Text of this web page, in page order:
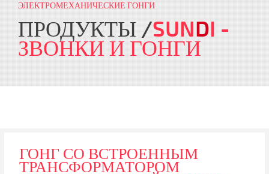
ЭЛЕКТРОМЕХАНИЧЕСКИЕ ГОНГИ
ПРОДУКТЫ SUNDI -
ЗВОНКИ И ГОНГИ
ГОНГ СО ВСТРОЕННЫМ
ТРАНСФОРМАТОРОМ